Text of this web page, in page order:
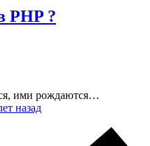
PHP ?
ими рождаются…
назад